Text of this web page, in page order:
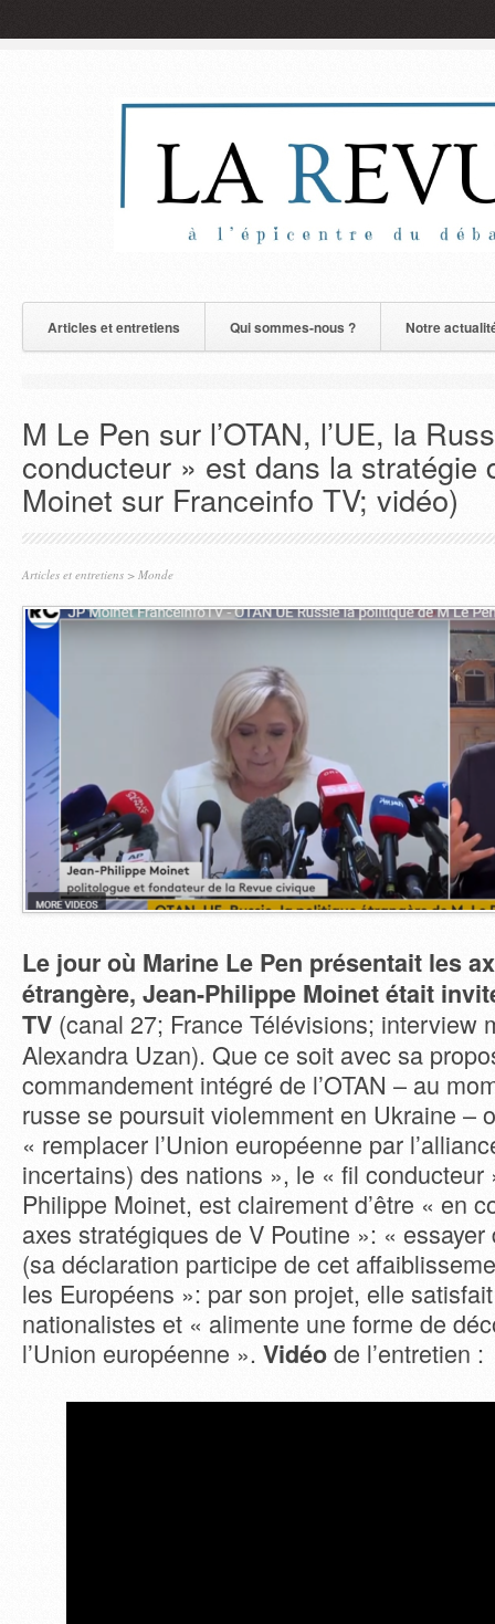
Articles et entretiens Qui sommes-nous ? Notre
M Le Pen sur l’OTAN, l’UE, la
conducteur » est dans la stratégie
Moinet sur Franceinfo TV; vidéo)
Articles et entretiens > Monde
Le jour où Marine Le Pen présentait les
étrangère, Jean-Philippe Moinet était
TV (canal 27; France Télévisions; interview
Alexandra Uzan). Que ce soit avec sa
commandement intégré de l’OTAN – au
russe se poursuit violemment en Ukraine –
« remplacer l’Union européenne par
incertains) des nations », le « fil conducteur
Philippe Moinet, est clairement d’être « en
axes stratégiques de V Poutine »: « essayer
(sa déclaration participe de cet
les Européens »: par son projet, elle
nationalistes et « alimente une forme de
l’Union européenne ». Vidéode l’entretien :